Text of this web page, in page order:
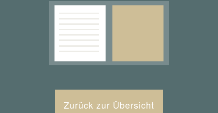
Zurück zur Übersicht